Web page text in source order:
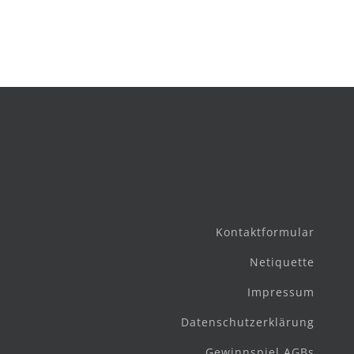
Kontaktformular
Netiquette
Impressum
Datenschutzerklärung